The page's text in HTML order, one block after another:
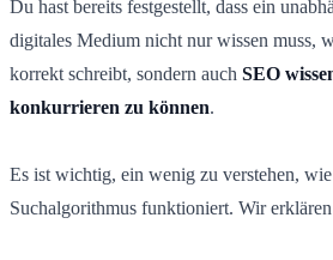
Du hast bereits festgestellt, dass ein
digitales Medium nicht nur wissen muss,
korrekt schreibt, sondern auch SEO
konkurrieren zu können.
Es ist wichtig, ein wenig zu verstehen,
Suchalgorithmus funktioniert. Wir